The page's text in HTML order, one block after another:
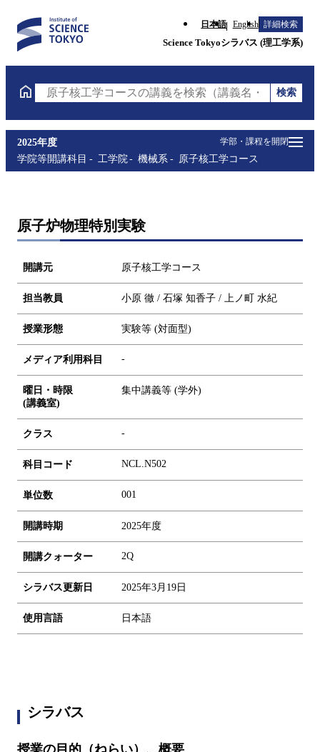
日本語 English 詳細検索
Science Tokyoシラバス (理工学系)
原子核工学コースの講義を検索（講義名・科目コード
検索
学部・課程を開閉
2025年度
学院等開講科目
工学院 機械系 原子核工学コース
原子炉物理特別実験
開講元 原子核工学コース
担当教員 小原 徹 / 石塚 知香子 / 上ノ町 水紀
授業形態 実験等 (対面型)
メディア利用科目 -
曜日・時限
(講義室)
集中講義等 (学外)
クラス -
科目コード NCL.N502
単位数 001
開講時期 2025年度
開講クォーター 2Q
シラバス更新日 2025年3月19日
使用言語 日本語
シラバス
授業の目的（ねらい）、概要